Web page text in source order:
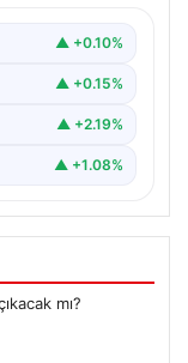
▲ +0.10%
▲ +0.15%
▲ +2.19%
▲ +1.08%
mı?